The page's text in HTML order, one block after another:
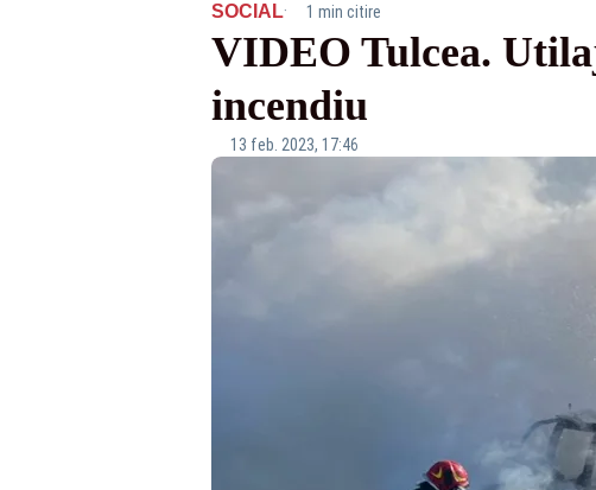
SOCIAL· 1 min citire
VIDEO Tulcea.
incendiu
13 feb. 2023, 17:46